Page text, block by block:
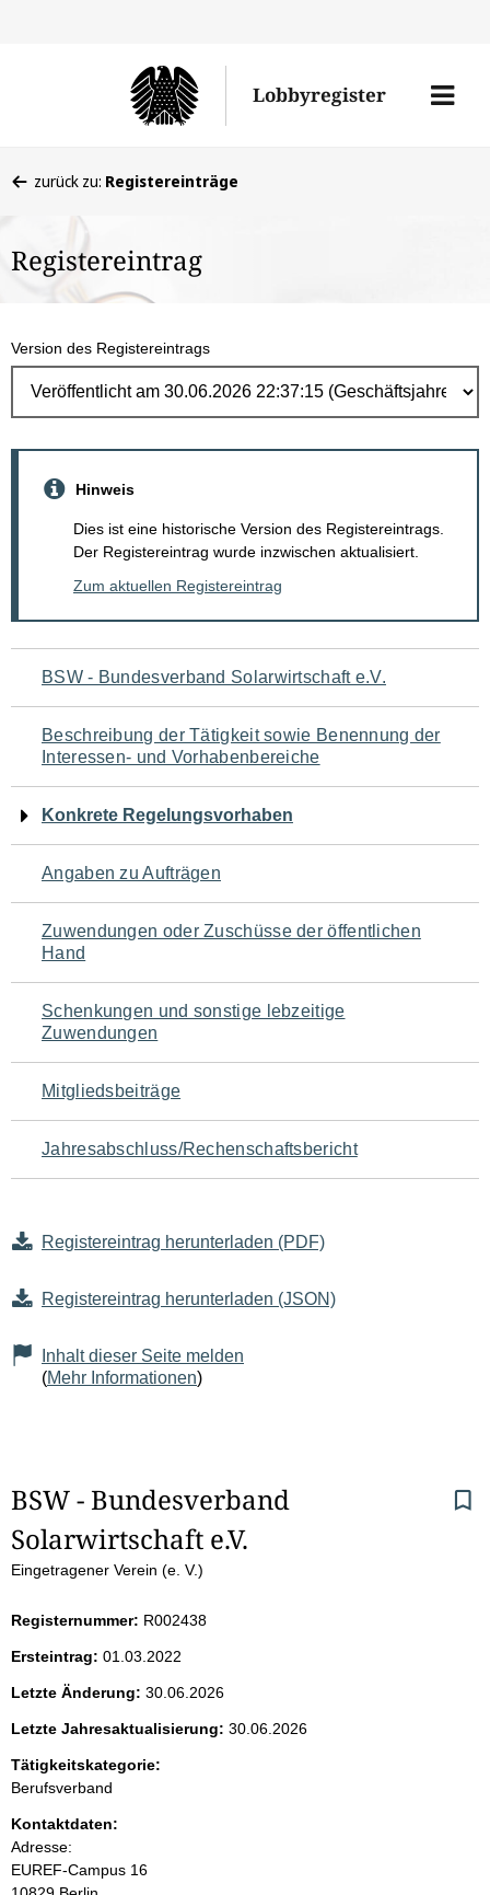
Lobbyregister
Menü
befinden
hier:
zurück zu: Registereinträge
Registereintrag
Version des Registereintrags
Hinweis
Dies ist eine historische Version des Registereintrags.
Der Registereintrag wurde inzwischen aktualisiert.
Zum aktuellen Registereintrag
Navigation
für
den
Seiteninhalt
BSW - Bundesverband Solarwirtschaft e.V.
Beschreibung der Tätigkeit sowie Benennung der
Interessen- und Vorhabenbereiche
Konkrete Regelungsvorhaben
Angaben zu Aufträgen
Zuwendungen oder Zuschüsse der öffentlichen
Hand
Schenkungen und sonstige lebzeitige
Zuwendungen
Mitgliedsbeiträge
Jahresabschluss/Rechenschaftsbericht
Registereintrag herunterladen (PDF)
Registereintrag herunterladen (JSON)
Inhalt dieser Seite melden
(Mehr Informationen)
S
e
t
e
n
i
n
h
BSW - Bundesverband
Solarwirtschaft e.V.
Eingetragener Verein (e. V.)
Registernummer: R002438
Ersteintrag: 01.03.2022
Letzte Änderung: 30.06.2026
Letzte Jahresaktualisierung: 30.06.2026
Tätigkeitskategorie:
Berufsverband
Kontaktdaten:
Adresse:
EUREF-Campus 16